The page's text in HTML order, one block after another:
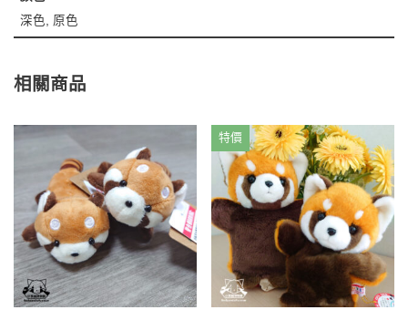
深色, 原色
相關商品
特價